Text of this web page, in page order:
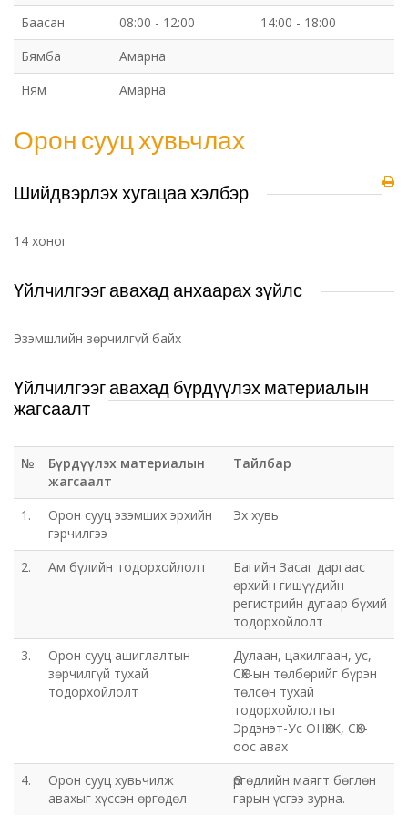
Баасан
08:00 - 12:00
14:00 - 18:00
Бямба
Амарна
Ням
Амарна
Орон сууц хувьчлах
Шийдвэрлэх хугацаа хэлбэр
14 хоног
Үйлчилгээг авахад анхаарах зүйлс
Эзэмшлийн зөрчилгүй байх
Үйлчилгээг авахад бүрдүүлэх материалын
жагсаалт
№
Бүрдүүлэх материалын
жагсаалт
Тайлбар
1.
Орон сууц эзэмших эрхийн
гэрчилгээ
Эх хувь
2. Ам бүлийн тодорхойлолт
Багийн Засаг даргаас
өрхийн гишүүдийн
регистрийн дугаар бүхий
тодорхойлолт
3.
Орон сууц ашиглалтын
зөрчилгүй тухай
тодорхойлолт
Дулаан, цахилгаан, ус,
СӨХ-ын төлбөрийг бүрэн
төлсөн тухай
тодорхойлолтыг
Эрдэнэт-Ус ОНӨХК, СӨХ-
оос авах
4.
Орон сууц хувьчилж
авахыг хүссэн өргөдөл
Өргөдлийн маягт бөглөн
гарын үсгээ зурна.